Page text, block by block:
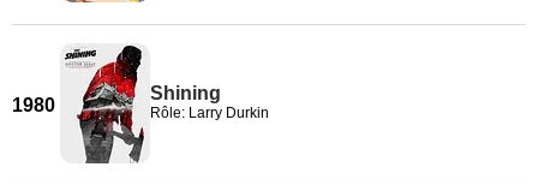
1980
Shining
Rôle: Larry Durkin